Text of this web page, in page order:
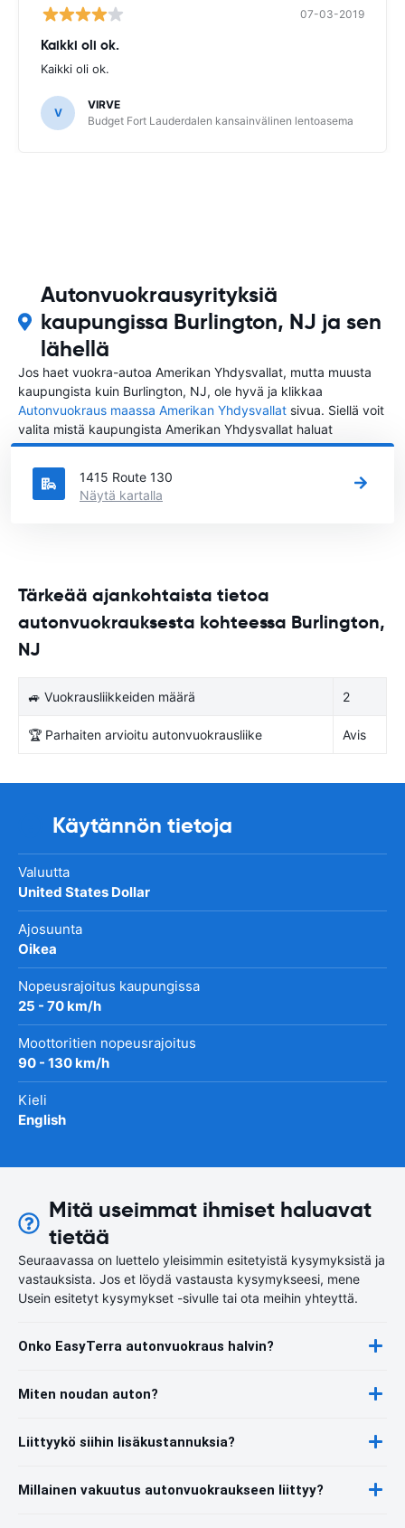
07-03-2019
Kaikki oli ok.
Kaikki oli ok.
V
VIRVE
Budget Fort Lauderdalen kansainvälinen lentoasema
Autonvuokrausyrityksiä
kaupungissa Burlington, NJ ja sen
lähellä
Jos haet vuokra-autoa Amerikan Yhdysvallat, mutta muusta
kaupungista kuin Burlington, NJ, ole hyvä ja klikkaa
Autonvuokraus maassa Amerikan Yhdysvallat sivua. Siellä voit
valita mistä kaupungista Amerikan Yhdysvallat haluat
vuokrata auton.
1415 Route 130
Näytä kartalla
Tärkeää ajankohtaista tietoa
autonvuokrauksesta kohteessa Burlington,
NJ
🚙 Vuokrausliikkeiden määrä 2
🏆 Parhaiten arvioitu autonvuokrausliike Avis
Käytännön tietoja
Valuutta
United States Dollar
Ajosuunta
Oikea
Nopeusrajoitus kaupungissa
25 - 70 km/h
Moottoritien nopeusrajoitus
90 - 130 km/h
Kieli
English
Mitä useimmat ihmiset haluavat
tietää
Seuraavassa on luettelo yleisimmin esitetyistä kysymyksistä ja
vastauksista. Jos et löydä vastausta kysymykseesi, mene
Usein esitetyt kysymykset -sivulle tai ota meihin yhteyttä.
Onko EasyTerra autonvuokraus halvin?
Miten noudan auton?
Liittyykö siihin lisäkustannuksia?
Millainen vakuutus autonvuokraukseen liittyy?